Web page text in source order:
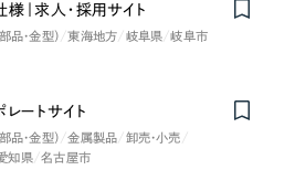
｜求人・採用サイト
品・金型） 東海地方 岐阜県 岐阜市
ートサイト
品・金型） 金属製品
卸売・小売
知県 名古屋市